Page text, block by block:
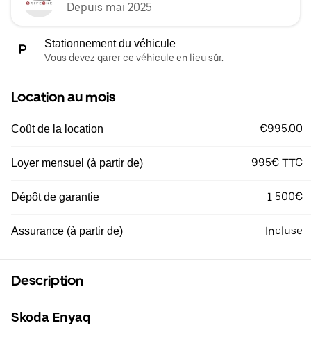
Depuis mai 2025
Stationnement du véhicule
Vous devez garer ce véhicule en lieu sûr.
Location au mois
Coût de la location €995.00
Loyer mensuel (à partir de) 995€ TTC
Dépôt de garantie 1 500€
Assurance (à partir de) Incluse
Description
Skoda Enyaq